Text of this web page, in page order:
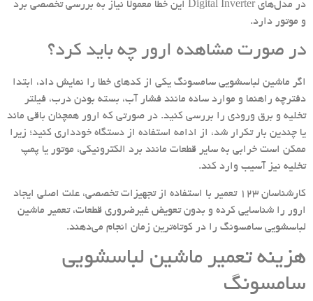
در مدل‌های Digital Inverter این خطا معمولاً نیاز به بررسی تخصصی برد
و موتور دارد.
در صورت مشاهده ارور چه باید کرد؟
اگر ماشین لباسشویی سامسونگ یکی از کدهای خطا را نمایش داد، ابتدا
دفترچه راهنما و موارد ساده مانند فشار آب، بسته بودن درب، فیلتر
تخلیه و برق ورودی را بررسی کنید. در صورتی که ارور همچنان باقی ماند
یا چندین بار تکرار شد، از ادامه استفاده از دستگاه خودداری کنید؛ زیرا
ممکن است خرابی به سایر قطعات مانند برد الکترونیکی، موتور یا پمپ
تخلیه نیز آسیب وارد کند.
کارشناسان 123 تعمیر با استفاده از تجهیزات تخصصی، علت اصلی ایجاد
ارور را شناسایی کرده و بدون تعویض غیرضروری قطعات، تعمیر ماشین
لباسشویی سامسونگ را در کوتاه‌ترین زمان انجام می‌دهند.
هزینه تعمیر ماشین لباسشویی
سامسونگ